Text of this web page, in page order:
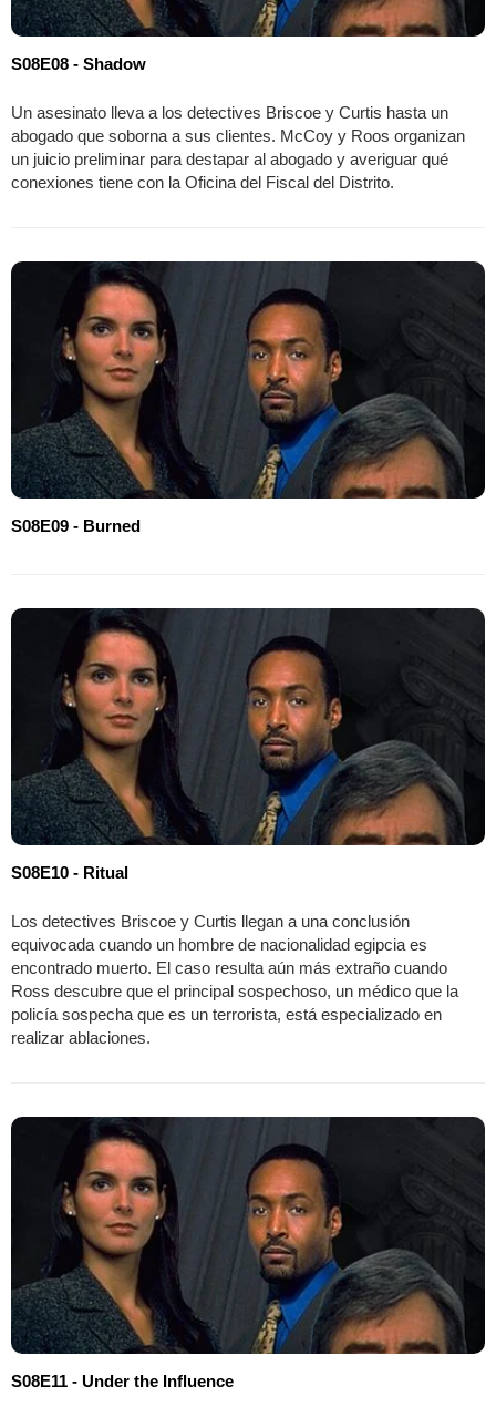
S08E08 - Shadow
Un asesinato lleva a los detectives Briscoe y Curtis hasta un
abogado que soborna a sus clientes. McCoy y Roos organizan
un juicio preliminar para destapar al abogado y averiguar qué
conexiones tiene con la Oficina del Fiscal del Distrito.
S08E09 - Burned
S08E10 - Ritual
Los detectives Briscoe y Curtis llegan a una conclusión
equivocada cuando un hombre de nacionalidad egipcia es
encontrado muerto. El caso resulta aún más extraño cuando
Ross descubre que el principal sospechoso, un médico que la
policía sospecha que es un terrorista, está especializado en
realizar ablaciones.
S08E11 - Under the Influence